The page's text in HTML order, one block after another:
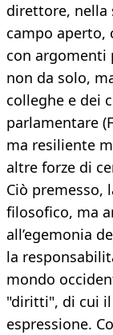
direttore, nella
campo aperto,
con argomenti
non da solo,
colleghe e dei
parlamentare
ma resiliente
altre forze di
Ciò premesso,
filosofico, ma
all’egemonia
la
mondo
"diritti", di cui il
espressione.